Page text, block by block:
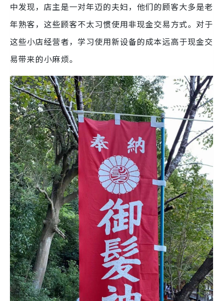
中发现，店主是一对年迈的夫妇，他们的顾客大多是老
年熟客，这些顾客不太习惯使用非现金交易方式。对于
这些小店经营者，学习使用新设备的成本远高于现金交
易带来的小麻烦。